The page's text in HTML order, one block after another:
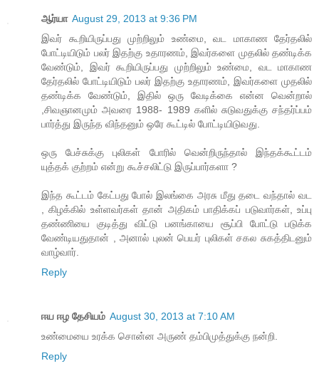
ஆர்யா August 29, 2013 at 9:36 PM
இவர் கூறியிருப்பது முற்றிலும் உண்மை, வட மாகாண தேர்தலில்
போட்டியிடும் பலர் இதற்கு உதாரணம், இவர்களை முதலில் தண்டிக்க
வேண்டும், இவர் கூறியிருப்பது முற்றிலும் உண்மை, வட மாகாண
தேர்தலில் போட்டியிடும் பலர் இதற்கு உதாரணம், இவர்களை முதலில்
தண்டிக்க வேண்டும், இதில் ஒரு வேடிக்கை என்ன வென்றால்
,சிவஞானமும் அவரை 1988- 1989 களில் சுடுவதுக்கு சந்தர்ப்பம்
பார்த்து இருந்த விந்தனும் ஒரே கூட்டில் போட்டியிடுவது.
ஒரு பேச்சுக்கு புலிகள் போரில் வென்றிருந்தால் இந்தக்கூட்டம்
யுத்தக் குற்றம் என்று கூச்சலிட்டு இருப்பார்களா ?
இந்த கூட்டம் கேட்பது போல் இலங்கை அரசு மீது தடை வந்தால் வட
, கிழக்கில் உள்ளவர்கள் தான் அதிகம் பாதிக்கப் படுவார்கள், உப்பு
தண்ணியை குடித்து விட்டு பனங்காயை சூப்பி போட்டு படுக்க
வேண்டியதுதான் , அனால் புலன் பெயர் புலிகள் சகல சுகத்திடனும்
வாழ்வார்.
Reply
ஈய ஈழ தேசியம் August 30, 2013 at 7:10 AM
உண்மையை உரக்க சொன்ன அருண் தம்பிமுத்துக்கு நன்றி.
Reply